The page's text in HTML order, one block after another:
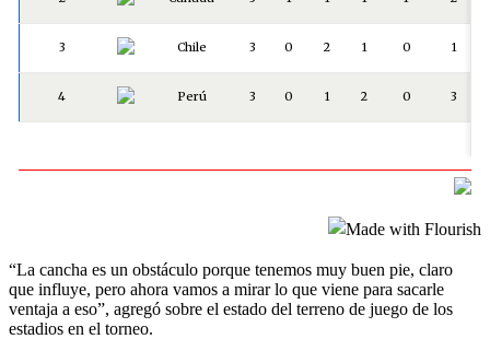
“La cancha es un obstáculo porque tenemos muy buen pie, claro
que influye, pero ahora vamos a mirar lo que viene para sacarle
ventaja a eso”, agregó sobre el estado del terreno de juego de los
estadios en el torneo.